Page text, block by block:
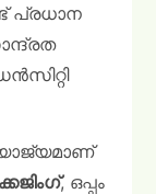
പ്രധാന
, ഒപ്പം